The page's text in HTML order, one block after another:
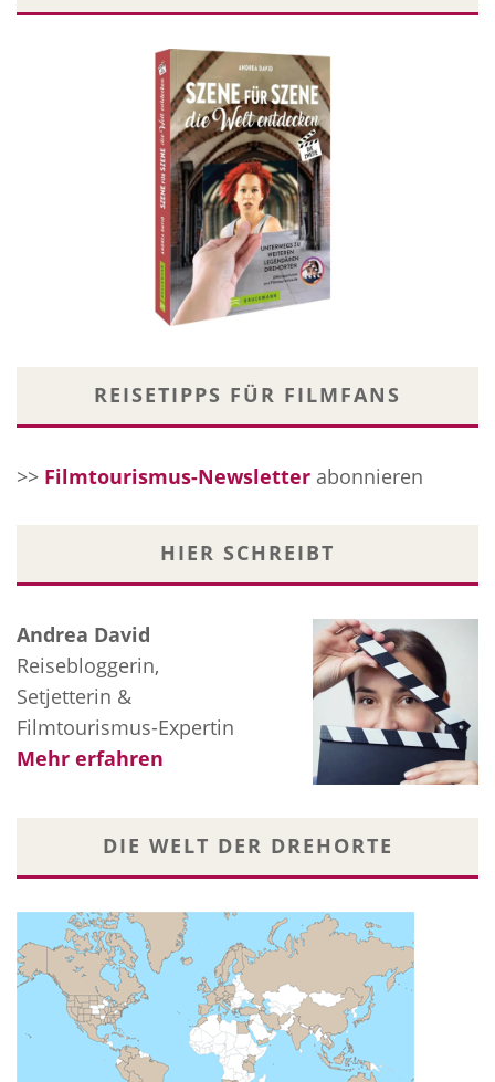
REISETIPPS FÜR FILMFANS
>> Filmtourismus-Newsletter abonnieren
HIER SCHREIBT
Andrea David
Reisebloggerin,
Setjetterin &
Filmtourismus-Expertin
Mehr erfahren
DIE WELT DER DREHORTE